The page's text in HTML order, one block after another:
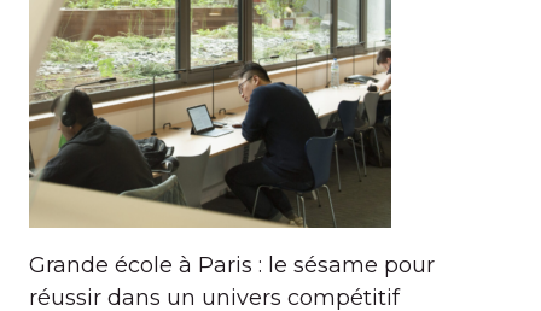
Grande école à Paris : le sésame pour
réussir dans un univers compétitif